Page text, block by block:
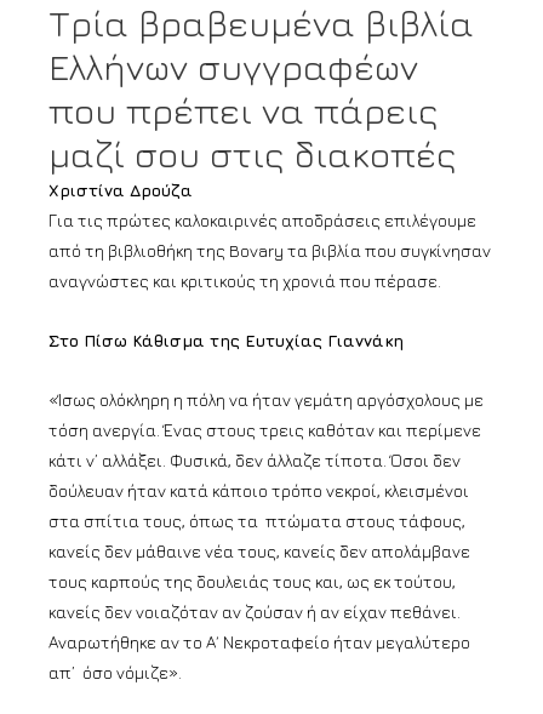
Τρία βραβευμένα βιβλία
Ελλήνων συγγραφέων
που πρέπει να πάρεις
μαζί σου στις διακοπές
Χριστίνα Δρούζα
Για τις πρώτες καλοκαιρινές αποδράσεις επιλέγουμε
από τη βιβλιοθήκη της Bovary τα βιβλία που συγκίνησαν
αναγνώστες και κριτικούς τη χρονιά που πέρασε.
Στο Πίσω Κάθισμα της Ευτυχίας Γιαννάκη
«Ίσως ολόκληρη η πόλη να ήταν γεμάτη αργόσχολους με
τόση ανεργία. Ένας στους τρεις καθόταν και περίμενε
κάτι ν’ αλλάξει. Φυσικά, δεν άλλαζε τίποτα. Όσοι δεν
δούλευαν ήταν κατά κάποιο τρόπο νεκροί, κλεισμένοι
στα σπίτια τους, όπως τα πτώματα στους τάφους,
κανείς δεν μάθαινε νέα τους, κανείς δεν απολάμβανε
τους καρπούς της δουλειάς τους και, ως εκ τούτου,
κανείς δεν νοιαζόταν αν ζούσαν ή αν είχαν πεθάνει.
Αναρωτήθηκε αν το Α΄ Νεκροταφείο ήταν μεγαλύτερο
απ’ όσο νόμιζε».